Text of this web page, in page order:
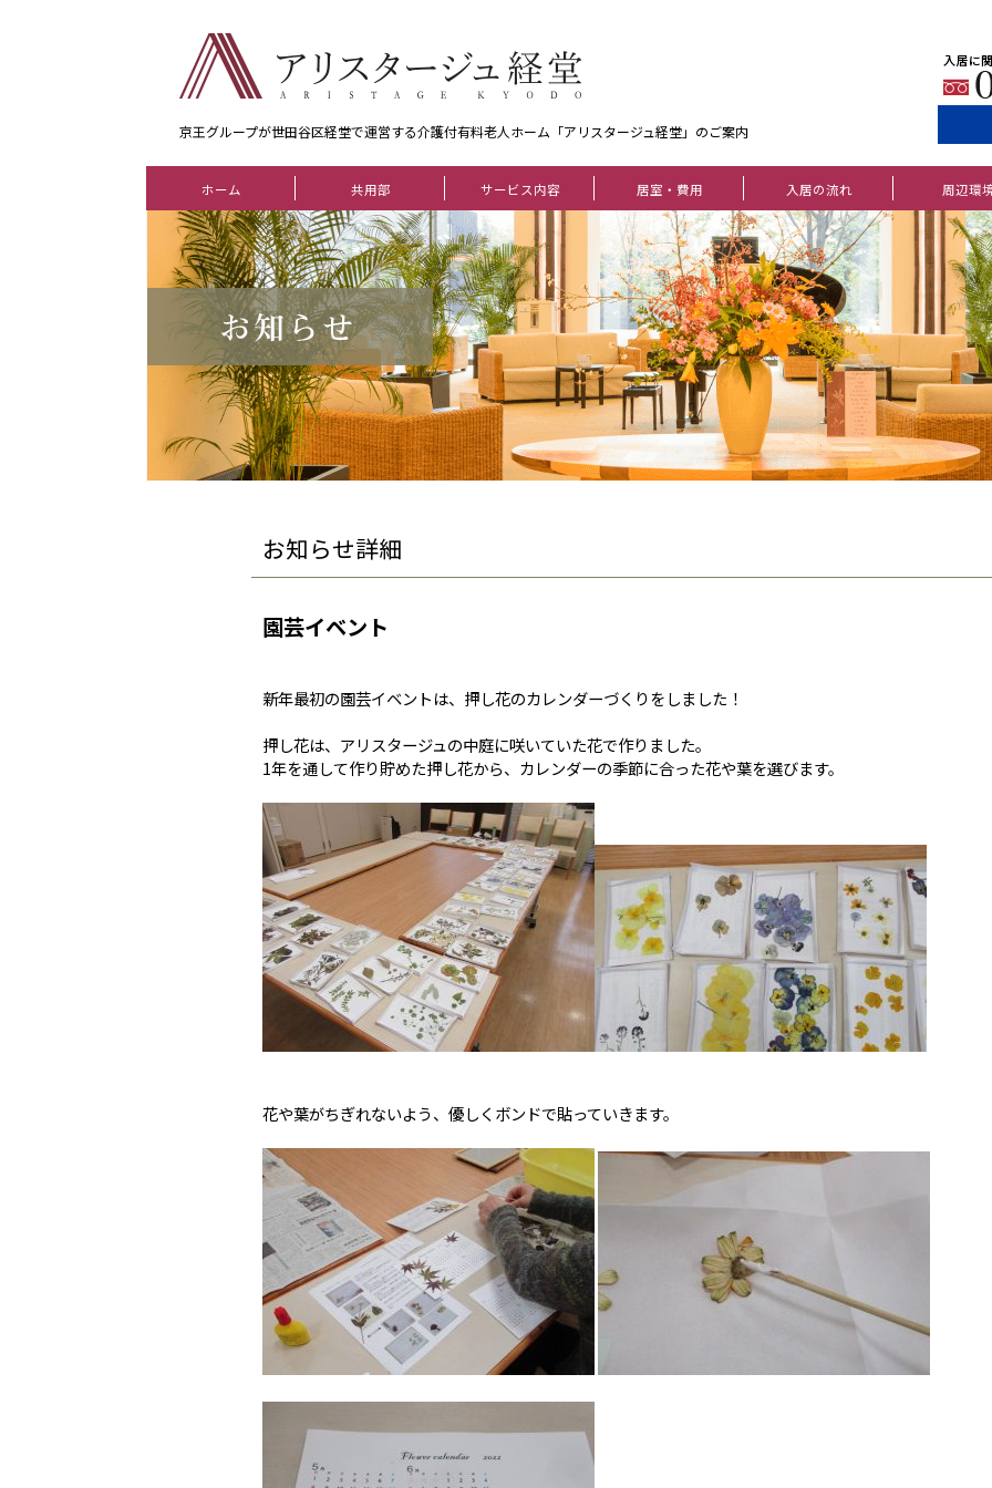
京王グループが世田谷区経堂で運営する介護付有料老人ホーム「アリスタージュ経堂」のご案内
ホーム 共用部 サービス内容 居室・費用 入居の流れ 周辺環
お知らせ詳細
園芸イベント
新年最初の園芸イベントは、押し花のカレンダーづくりをしました！
押し花は、アリスタージュの中庭に咲いていた花で作りました。
1年を通して作り貯めた押し花から、カレンダーの季節に合った花や葉を選びます。
花や葉がちぎれないよう、優しくボンドで貼っていきます。